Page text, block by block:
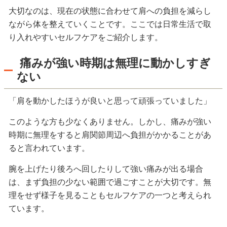
大切なのは、現在の状態に合わせて肩への負担を減らし
ながら体を整えていくことです。ここでは日常生活で取
り入れやすいセルフケアをご紹介します。
痛みが強い時期は無理に動かしすぎ
ない
「肩を動かしたほうが良いと思って頑張っていました」
このような方も少なくありません。しかし、痛みが強い
時期に無理をすると肩関節周辺へ負担がかかることがあ
ると言われています。
腕を上げたり後ろへ回したりして強い痛みが出る場合
は、まず負担の少ない範囲で過ごすことが大切です。無
理をせず様子を見ることもセルフケアの一つと考えられ
ています。